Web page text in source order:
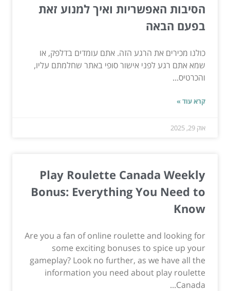
הסיבות האפשריות ואיך למנוע זאת
בפעם הבאה
כולנו מכירים את הרגע הזה. אתם עומדים בדלפק, או
שמא אתם רגע לפני אישור סופי באתר שחלמתם עליו,
והכרטיס...
קרא עוד »
אוק 29, 2025
Play Roulette Canada Weekly
Bonus: Everything You Need to
Know
Are you a fan of online roulette and looking for
some exciting bonuses to spice up your
gameplay? Look no further, as we have all the
information you need about play roulette
Canada...